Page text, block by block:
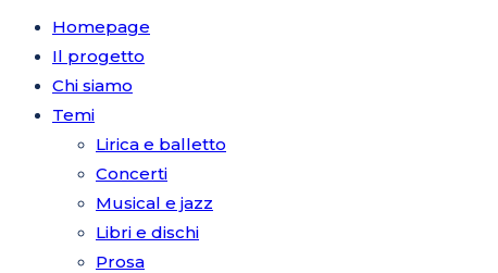
Homepage
Il progetto
Chi siamo
Temi
Lirica e balletto
Concerti
Musical e jazz
Libri e dischi
Prosa